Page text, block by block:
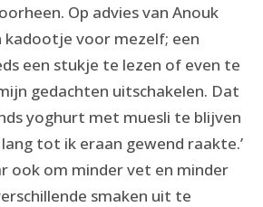
Op advies van Anouk
kadootje voor mezelf; een
een stukje te lezen of even te
gedachten uitschakelen. Dat
yoghurt met muesli te blijven
tot ik eraan gewend raakte.’
ook om minder vet en minder
smaken uit te